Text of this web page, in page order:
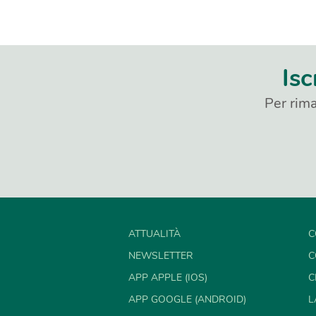
Per
ATTUALITÀ
NEWSLETTER
APP APPLE (IOS)
APP GOOGLE (ANDROID)